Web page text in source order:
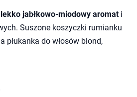
jabłkowo-miodowy aromati
Suszone koszyczki rumianku
do włosów blond,